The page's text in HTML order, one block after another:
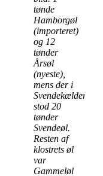
tønde
Hamborgøl
(importeret)
og 12
tønder
Årsøl
(nyeste),
mens der i
Svendekælderen
stod 20
tønder
Svendeøl.
Resten af
klostrets øl
var
Gammeløl